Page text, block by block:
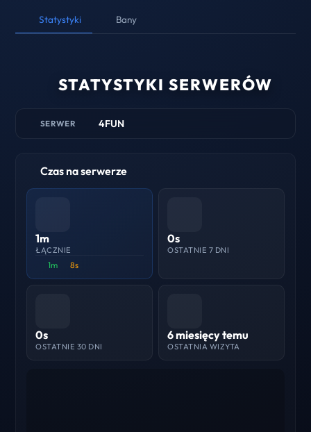
Statystyki Bany
STATYSTYKI SERWERÓW
SERWER 4FUN
Czas na serwerze
1m
ŁĄCZNIE
1m 8s
0s
OSTATNIE 7 DNI
0s
OSTATNIE 30 DNI
6 miesięcy temu
OSTATNIA WIZYTA